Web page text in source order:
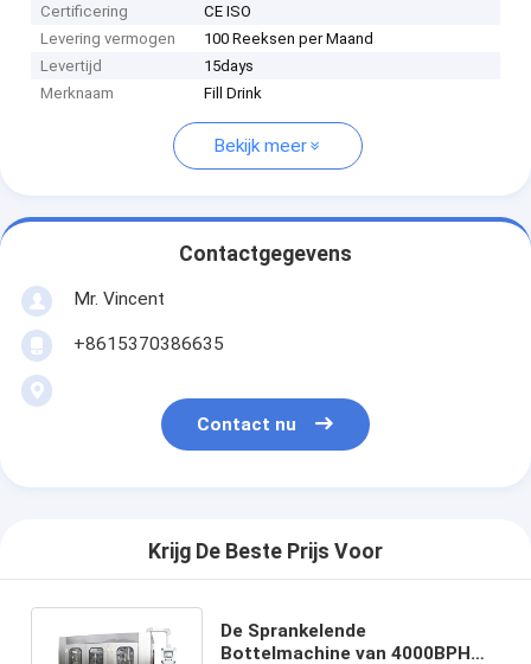
Certificering
CE ISO
Levering vermogen
100 Reeksen per Maand
Levertijd
15days
Merknaam
Fill Drink
Bekijk meer
Contactgegevens
Mr. Vincent
+8615370386635
Contact nu
Krijg De Beste Prijs Voor
De Sprankelende
Bottelmachine van 4000BPH